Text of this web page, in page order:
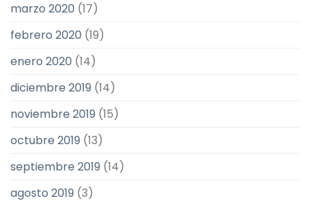
marzo 2020 (17)
febrero 2020 (19)
enero 2020 (14)
diciembre 2019 (14)
noviembre 2019 (15)
octubre 2019 (13)
septiembre 2019 (14)
agosto 2019 (3)